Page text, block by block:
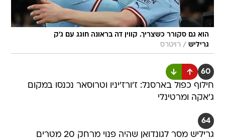
הוא גם סקורר כשצריך. קווין דה בראונה חוגג עם ג'ק
גריליש / רויטרס
60
חילוף כפול בארסנל: ז'ורז'יניו וטרוסאר נכנסו במקום
ג'אקה ומרטינלי
64
גריליש מסר לגונדואן שהיה פנוי מרחק 20 מטרים